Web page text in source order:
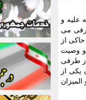
علیه و
و حضرت علی عليه السلام، آن را مادر رذایل[11] معرفی می
از
و وصیت
طرفی
از